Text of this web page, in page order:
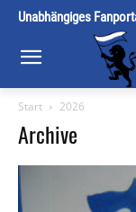
Unabhängiges
Start 2026
Archive